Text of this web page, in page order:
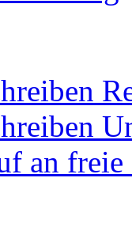
an freie